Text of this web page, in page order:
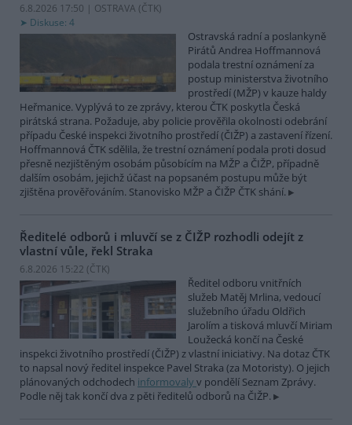
6.8.2026 17:50 | OSTRAVA (ČTK)
Diskuse: 4
Ostravská radní a poslankyně
Pirátů Andrea Hoffmannová
podala trestní oznámení za
postup ministerstva životního
prostředí (MŽP) v kauze haldy
Heřmanice. Vyplývá to ze zprávy, kterou ČTK poskytla Česká
pirátská strana. Požaduje, aby policie prověřila okolnosti odebrání
případu České inspekci životního prostředí (ČIŽP) a zastavení řízení.
Hoffmannová ČTK sdělila, že trestní oznámení podala proti dosud
přesně nezjištěným osobám působícím na MŽP a ČIŽP, případně
dalším osobám, jejichž účast na popsaném postupu může být
zjištěna prověřováním. Stanovisko MŽP a ČIŽP ČTK shání.
Ředitelé odborů i mluvčí se z ČIŽP rozhodli odejít z
vlastní vůle, řekl Straka
6.8.2026 15:22 (ČTK)
Ředitel odboru vnitřních
služeb Matěj Mrlina, vedoucí
služebního úřadu Oldřich
Jarolím a tisková mluvčí Miriam
Loužecká končí na České
inspekci životního prostředí (ČIŽP) z vlastní iniciativy. Na dotaz ČTK
to napsal nový ředitel inspekce Pavel Straka (za Motoristy). O jejich
plánovaných odchodech informovaly v pondělí Seznam Zprávy.
Podle něj tak končí dva z pěti ředitelů odborů na ČIŽP.